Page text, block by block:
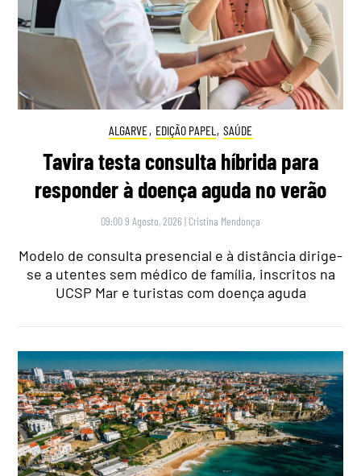
ALGARVE, EDIÇÃO PAPEL , SAÚDE
Tavira testa consulta híbrida para
responder à doença aguda no verão
09:00 9 Agosto, 2026 | Cristina Mendonça
Modelo de consulta presencial e à distância dirige-
se a utentes sem médico de família, inscritos na
UCSP Mar e turistas com doença aguda